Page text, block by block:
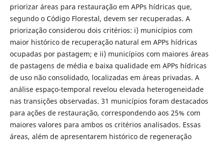
priorizar áreas para restauração em APPs hídricas que,
segundo o Código Florestal, devem ser recuperadas. A
priorização considerou dois critérios: i) municípios com
maior histórico de recuperação natural em APPs hídricas
ocupadas por pastagem; e ii) municípios com maiores áreas
de pastagens de média e baixa qualidade em APPs hídricas
de uso não consolidado, localizadas em áreas privadas. A
análise espaço-temporal revelou elevada heterogeneidade
nas transições observadas. 31 municípios foram destacados
para ações de restauração, correspondendo aos 25% com
maiores valores para ambos os critérios analisados. Essas
áreas, além de apresentarem histórico de regeneração